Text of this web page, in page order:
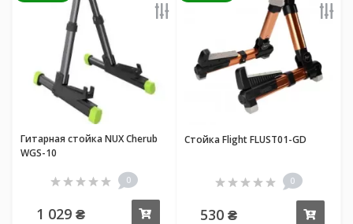
Гитарная стойка NUX Cherub
WGS-10
0
1 029 ₴
Стойка Flight FLUST01-GD
0
530 ₴